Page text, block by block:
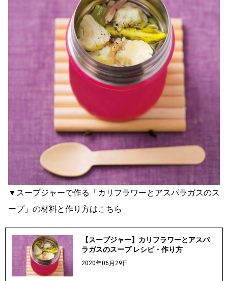
▼スープジャーで作る「カリフラワーとアスパラガスのス
ープ」の材料と作り方はこちら
【スープジャー】カリフラワーとアスパ
ラガスのスープ レシピ・作り方
2020年06月29日